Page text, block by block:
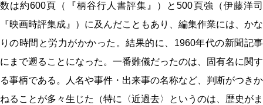
数は約600頁（『柄谷行人書評集』）と500頁強（伊藤洋司
『映画時評集成』）に及んだこともあり、編集作業には、かな
りの時間と労力がかかった。結果的に、1960年代の新聞記事
にまで遡ることになった。一番難儀だったのは、固有名に関す
る事柄である。人名や事件・出来事の名称など、判断がつきか
ねることが多々生じた（特に〈近過去〉というのは、歴史がま